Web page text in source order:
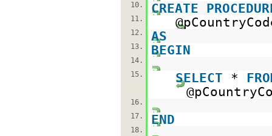
10.
CREATE
11.
12. AS
13. BEGIN
14.
15.
SELECT *
16.
17.
END
18.